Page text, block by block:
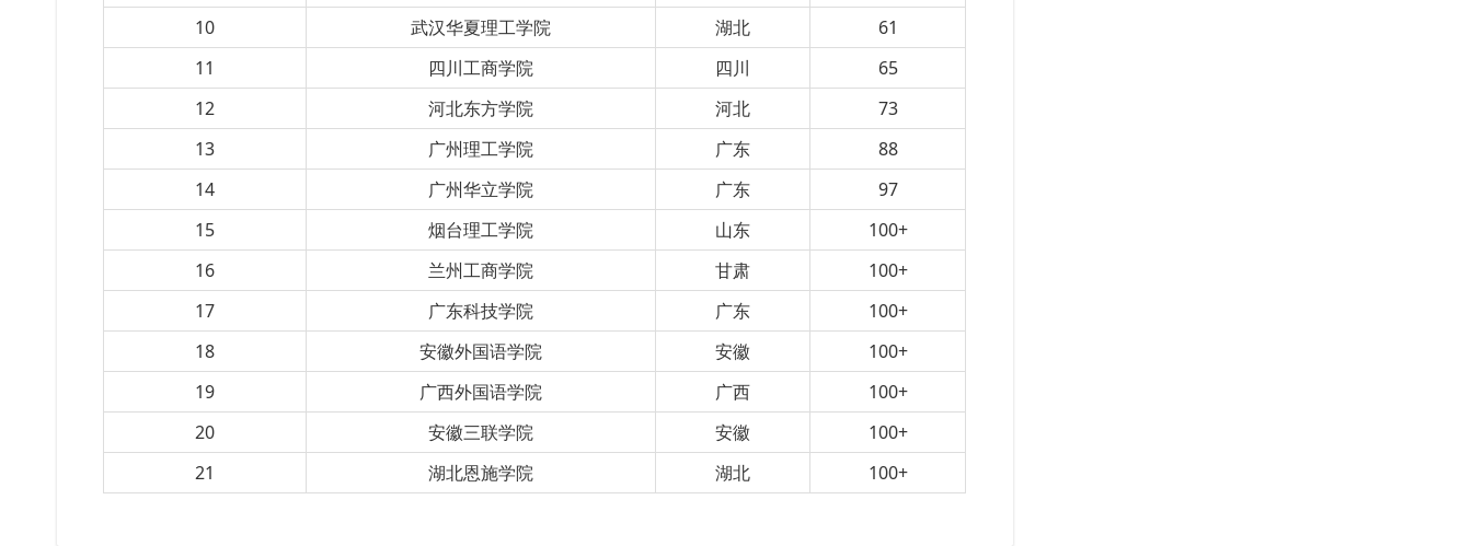
10
武汉华夏理工学院 湖北
61
11
四川工商学院 四川
65
12
河北东方学院 河北
73
13
广州理工学院 广东
88
14
广州华立学院 广东
97
15
烟台理工学院 山东
100+
16
兰州工商学院 甘肃
100+
17
广东科技学院 广东
100+
18
安徽外国语学院 安徽
100+
19
广西外国语学院 广西
100+
20
安徽三联学院 安徽
100+
21
湖北恩施学院 湖北 100+